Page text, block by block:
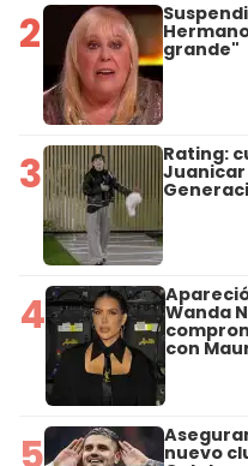
2 grande"
3 Rating:
Juanicar
4 Wanda
con
5 nuevo